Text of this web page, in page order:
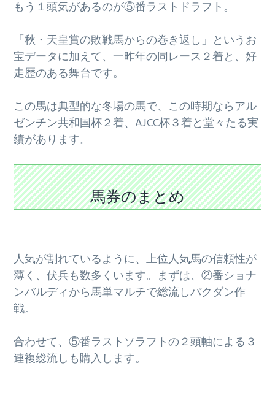
もう１頭気があるのが⑤番ラストドラフト。
「秋・天皇賞の敗戦馬からの巻き返し」というお
宝データに加えて、一昨年の同レース２着と、好
走歴のある舞台です。
この馬は典型的な冬場の馬で、この時期ならアル
ゼンチン共和国杯２着、AJCC杯３着と堂々たる実
績があります。
馬券のまとめ
人気が割れているように、上位人気馬の信頼性が
薄く、伏兵も数多くいます。まずは、②番ショナ
ンバルディから馬単マルチで総流しバクダン作
戦。
合わせて、⑤番ラストソラフトの２頭軸による３
連複総流しも購入します。